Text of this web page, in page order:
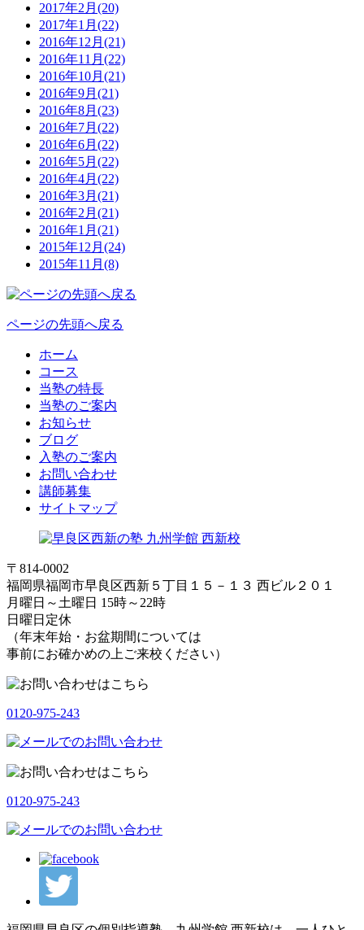
2017年2月(20)
2017年1月(22)
2016年12月(21)
2016年11月(22)
2016年10月(21)
2016年9月(21)
2016年8月(23)
2016年7月(22)
2016年6月(22)
2016年5月(22)
2016年4月(22)
2016年3月(21)
2016年2月(21)
2016年1月(21)
2015年12月(24)
2015年11月(8)
ページの先頭へ戻る
ホーム
コース
当塾の特長
当塾のご案内
お知らせ
ブログ
入塾のご案内
お問い合わせ
講師募集
サイトマップ
〒814-0002
福岡県福岡市早良区西新５丁目１５－１３ 西ビル２０１
月曜日～土曜日 15時～22時
日曜日定休
（年末年始・お盆期間については
事前にお確かめの上ご来校ください）
0120-975-243
0120-975-243